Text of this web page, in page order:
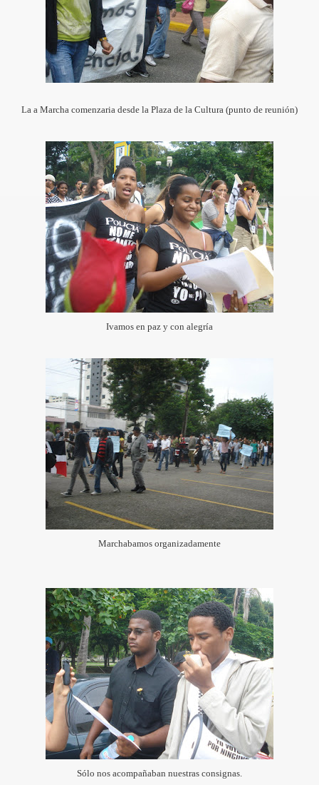
La a Marcha comenzaria desde la Plaza de la Cultura (punto de reunión)
Ivamos en paz y con alegría
Marchabamos organizadamente
Sólo nos acompañaban nuestras consignas.
Barrick Gold
Barrick Gold.
Barrick Gold
de crear Estado de Terror
sobre Políticas Públicas de juventud
POLICIAL
ABIERTO
en Moca
de Nino Feliz
las Montañas
"Tecnología Verde"
Nacional de Jovenes